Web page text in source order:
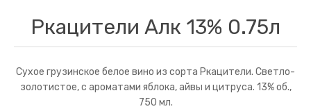
Ркацители Алк 13% 0.75л
Сухое грузинское белое вино из сорта Ркацители. Светло-
золотистое, с ароматами яблока, айвы и цитруса. 13% об.,
750 мл.